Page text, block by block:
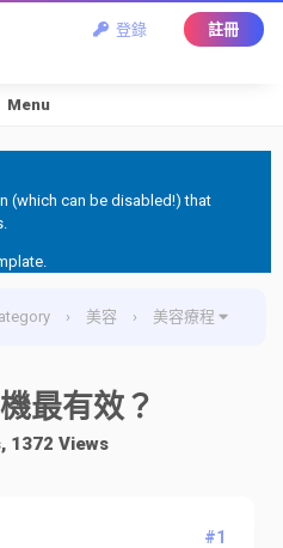
登錄 註冊
Menu
(which can be disabled!) that
› 美容 › 美容療程
最有效？
1372 Views
#1